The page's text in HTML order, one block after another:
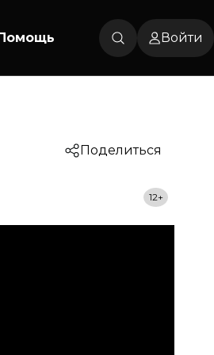
Войти
Поделиться
12+